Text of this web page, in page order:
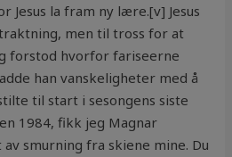
Jesus la fram ny lære.[v] Jesus
men til tross for at
forstod hvorfor fariseerne
han vanskeligheter med å
til start i sesongens siste
1984, fikk jeg Magnar
smurning fra skiene mine. Du